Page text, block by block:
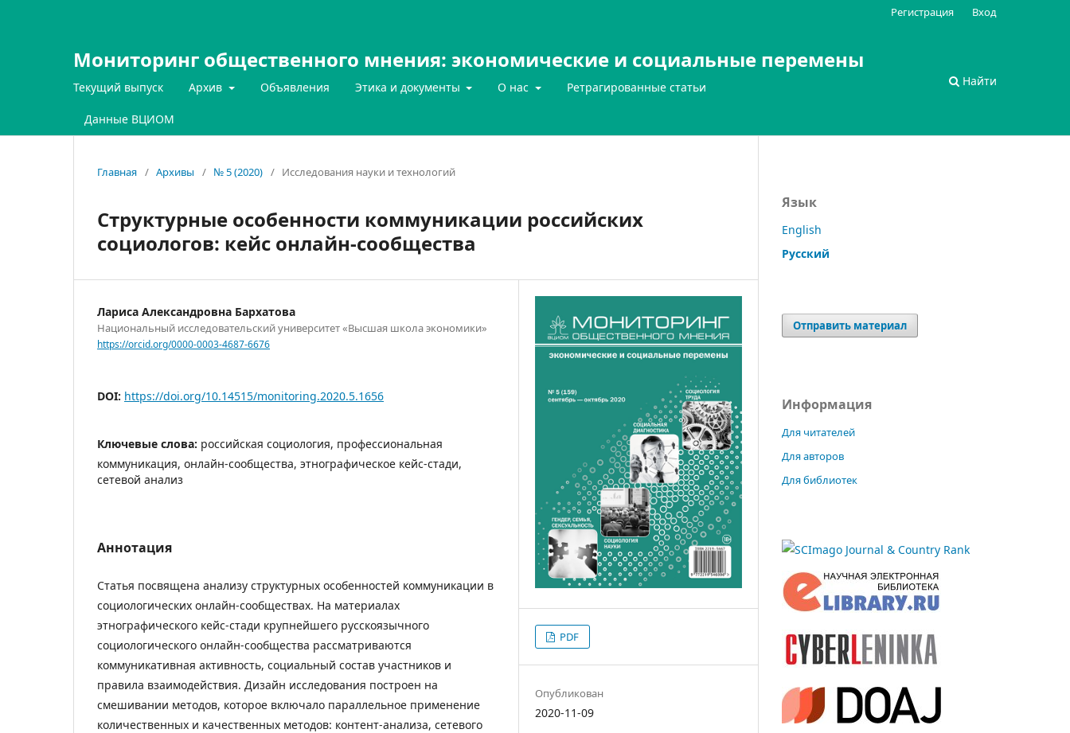
Мониторинг общественного мнения: экономические и социальные перемены
Текущий выпуск Архив Объявления Этика и документы О нас Ретрагированные статьи
Данные ВЦИОМ
Найти
Регистрация Вход
Главная / Архивы / № 5 (2020) / Исследования науки и технологий
Структурные особенности коммуникации российских
социологов: кейс онлайн-сообщества
Лариса Александровна Бархатова
Национальный исследовательский университет «Высшая школа экономики»
https://orcid.org/0000-0003-4687-6676
DOI: https://doi.org/10.14515/monitoring.2020.5.1656
Ключевые слова: российская социология, профессиональная
коммуникация, онлайн-сообщества, этнографическое кейс-стади,
сетевой анализ
Аннотация
Статья посвящена анализу структурных особенностей коммуникации в
социологических онлайн-сообществах. На материалах
этнографического кейс-стади крупнейшего русскоязычного
социологического онлайн-сообщества рассматриваются
коммуникативная активность, социальный состав участников и
правила взаимодействия. Дизайн исследования построен на
смешивании методов, которое включало параллельное применение
количественных и качественных методов: контент-анализа, сетевого
PDF
Опубликован
2020-11-09
Язык
English
Русский
Отправить материал
Информация
Для читателей
Для авторов
Для библиотек